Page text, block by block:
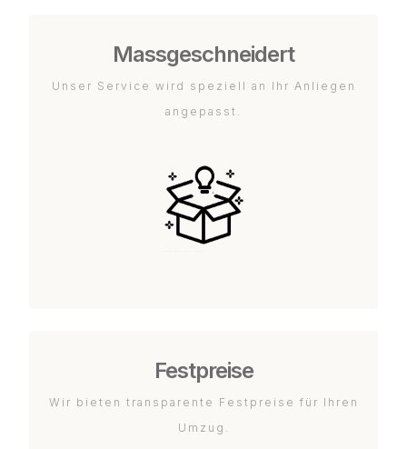
Massgeschneidert
Unser Service wird speziell an Ihr Anliegen
angepasst.
Festpreise
Wir bieten transparente Festpreise für Ihren
Umzug.